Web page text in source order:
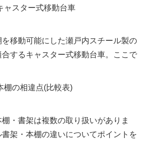
ャスター式移動台車
移動可能にした瀬戸内スチール製の
するキャスター式移動台車。ここで
棚の相違点(比較表)
・書架は複数の取り扱いがありま
架・本棚の違いについてポイントを